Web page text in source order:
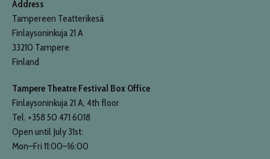
Address
Tampereen Teatterikesä
Finlaysoninkuja 21 A
33210 Tampere
Finland
Tampere Theatre Festival Box Office
Finlaysoninkuja 21 A, 4th floor
Tel. +358 50 471 6018
Open until July 31st:
Mon–Fri 11:00–16:00